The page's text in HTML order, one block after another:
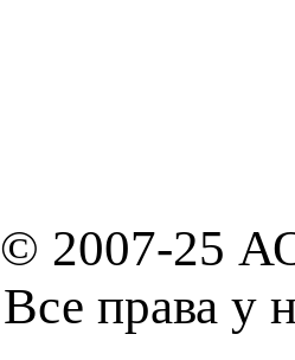
© 2007-25
Все права у